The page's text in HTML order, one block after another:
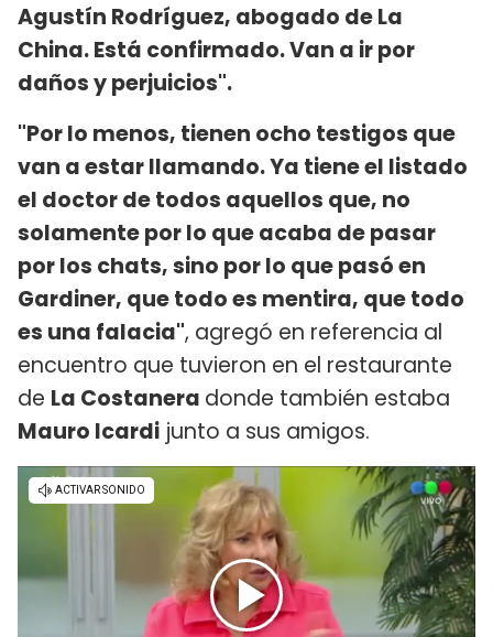
Agustín Rodríguez, abogado de La
China. Está confirmado. Van a ir por
daños y perjuicios".
"Por lo menos, tienen ocho testigos que
van a estar llamando. Ya tiene el listado
el doctor de todos aquellos que, no
solamente por lo que acaba de pasar
por los chats, sino por lo que pasó en
Gardiner, que todo es mentira, que todo
es una falacia", agregó en referencia al
encuentro que tuvieron en el restaurante
de La Costanera donde también estaba
Mauro Icardi junto a sus amigos.